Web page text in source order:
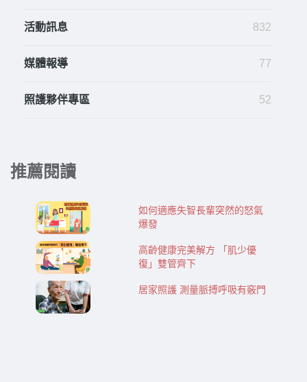
活動訊息 832
媒體報導 77
照護夥伴專區 52
推薦閱讀
如何適應失智長輩突然的怒氣
爆發
高齡健康完美解方 「肌少優
復」雙管齊下
居家照護 測量脈搏呼吸有竅門